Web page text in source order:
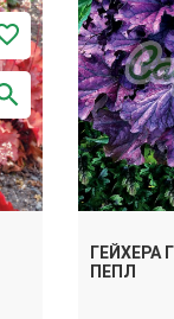
ГЕЙХЕРА
ПЕПЛ